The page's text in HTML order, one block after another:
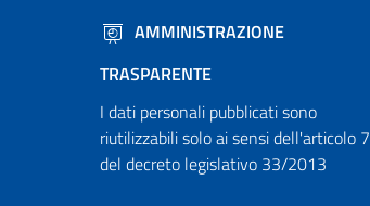
AMMINISTRAZIONE
TRASPARENTE
I dati personali pubblicati sono
riutilizzabili solo ai sensi dell'articolo 7
del decreto legislativo 33/2013